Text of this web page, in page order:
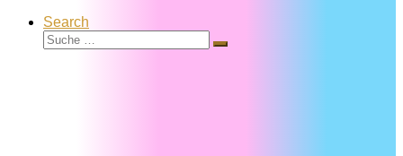
Search
Suche
Suche